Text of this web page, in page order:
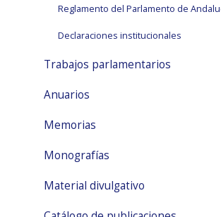
Reglamento del Parlamento de
Declaraciones institucionales
Trabajos parlamentarios
Anuarios
Memorias
Monografías
Material divulgativo